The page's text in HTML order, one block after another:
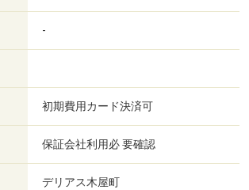
-
初期費用カード決済可
保証会社利用必 要確認
デリアス木屋町